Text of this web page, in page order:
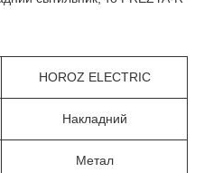
HOROZ ELECTRIC
Накладний
Метал